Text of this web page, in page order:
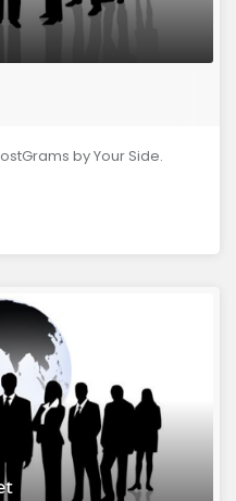
by Your Side.